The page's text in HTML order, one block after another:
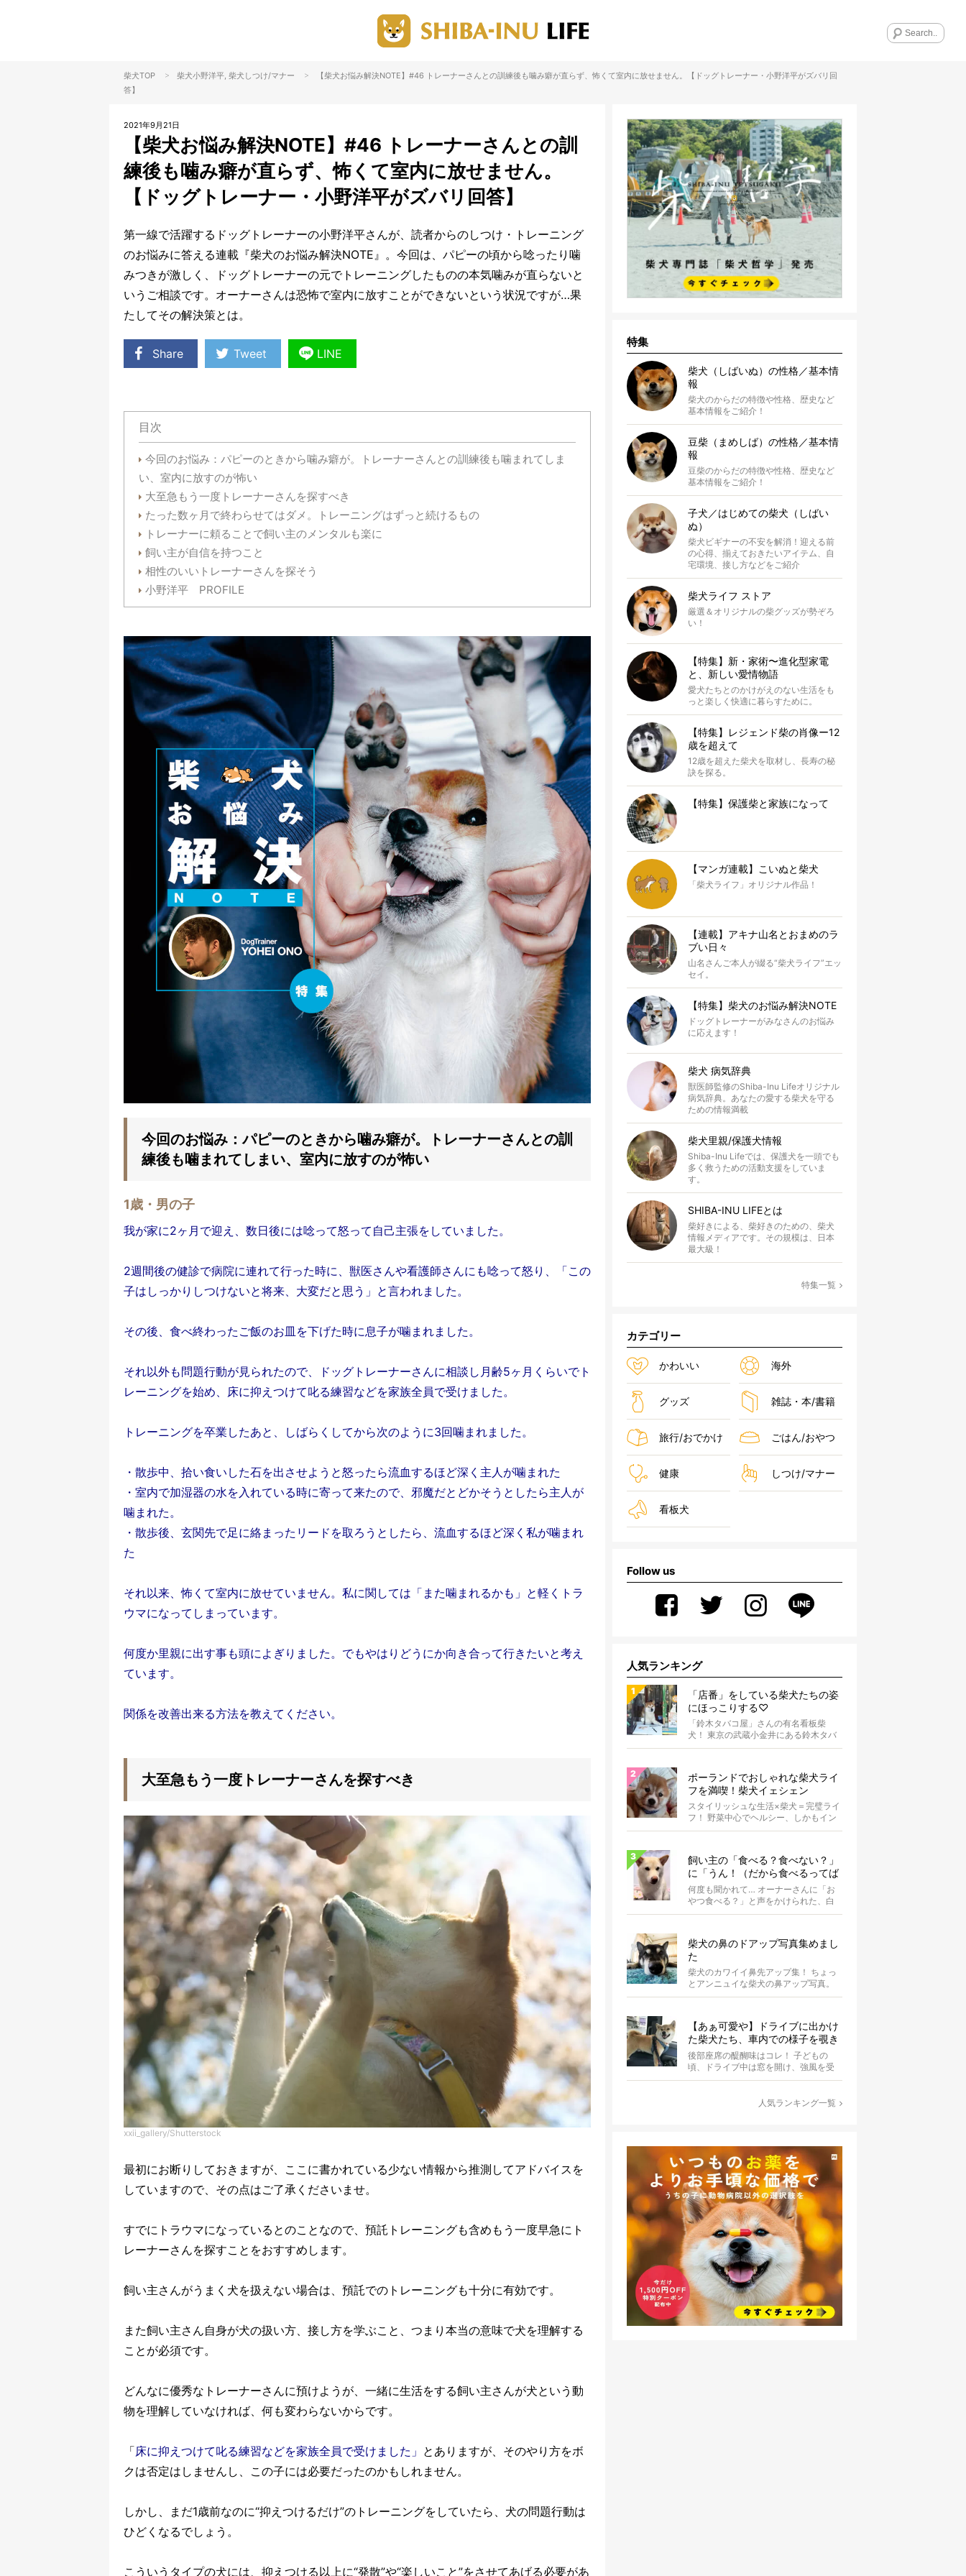
柴犬TOP > 柴犬小野洋平, 柴犬 しつけ/マナー >
【柴犬お悩み解決NOTE】#46 トレーナーさんとの訓練後も噛み癖が直らず、怖くて室内に放せません。【ドッグトレーナー・小野洋平がズバリ回
答】
2021年9月21日
【柴犬お悩み解決NOTE】#46 トレーナーさんとの訓
練後も噛み癖が直らず、怖くて室内に放せません。
【ドッグトレーナー・小野洋平がズバリ回答】
第一線で活躍するドッグトレーナーの小野洋平さんが、読者からのしつけ・トレーニング
のお悩みに答える連載『柴犬のお悩み解決NOTE』。今回は、パピーの頃から唸ったり噛
みつきが激しく、ドッグトレーナーの元でトレーニングしたものの本気噛みが直らないと
いうご相談です。オーナーさんは恐怖で室内に放すことができないという状況ですが…果
たしてその解決策とは。
Share Tweet LINE
目次
今回のお悩み：パピーのときから噛み癖が。トレーナーさんとの訓練後も噛まれてしま
い、室内に放すのが怖い
大至急もう一度トレーナーさんを探すべき
たった数ヶ月で終わらせてはダメ。トレーニングはずっと続けるもの
トレーナーに頼ることで飼い主のメンタルも楽に
飼い主が自信を持つこと
相性のいいトレーナーさんを探そう
小野洋平 PROFILE
今回のお悩み：パピーのときから噛み癖が。トレーナーさんとの訓
練後も噛まれてしまい、室内に放すのが怖い
1歳・男の子
我が家に2ヶ月で迎え、数日後には唸って怒って自己主張をしていました。
2週間後の健診で病院に連れて行った時に、獣医さんや看護師さんにも唸って怒り、「この
子はしっかりしつけないと将来、大変だと思う」と言われました。
その後、食べ終わったご飯のお皿を下げた時に息子が噛まれました。
それ以外も問題行動が見られたので、ドッグトレーナーさんに相談し月齢5ヶ月くらいでト
レーニングを始め、床に抑えつけて叱る練習などを家族全員で受けました。
トレーニングを卒業したあと、しばらくしてから次のように3回噛まれました。
・散歩中、拾い食いした石を出させようと怒ったら流血するほど深く主人が噛まれた
・室内で加湿器の水を入れている時に寄って来たので、邪魔だとどかそうとしたら主人が
噛まれた。
・散歩後、玄関先で足に絡まったリードを取ろうとしたら、流血するほど深く私が噛まれ
た
それ以来、怖くて室内に放せていません。私に関しては「また噛まれるかも」と軽くトラ
ウマになってしまっています。
何度か里親に出す事も頭によぎりました。 でもやはりどうにか向き合って行きたいと考え
ています。
関係を改善出来る方法を教えてください。
大至急もう一度トレーナーさんを探すべき
xxii_gallery/Shutterstock
最初にお断りしておきますが、ここに書かれている少ない情報から推測してアドバイスを
していますので、その点はご了承くださいませ。
すでにトラウマになっているとのことなので、預託トレーニングも含めもう一度早急にト
レーナーさんを探すことをおすすめします。
飼い主さんがうまく犬を扱えない場合は、預託でのトレーニングも十分に有効です。
また飼い主さん自身が犬の扱い方、接し方を学ぶこと、つまり本当の意味で犬を理解する
ことが必須です。
どんなに優秀なトレーナーさんに預けようが、一緒に生活をする飼い主さんが犬という動
物を理解していなければ、何も変わらないからです。
「床に抑えつけて叱る練習などを家族全員で受けました」 とありますが、そのやり方をボ
クは否定はしませんし、この子には必要だったのかもしれません。
しかし、まだ1歳前なのに“抑えつけるだけ”のトレーニングをしていたら、犬の問題行動は
ひどくなるでしょう。
こういうタイプの犬には、抑えつける以上に“発散”や“楽しいこと”をさせてあげる必要があ
特集
柴犬（しばいぬ）の性格／基本情
報
柴犬のからだの特徴や性格、歴史など
基本情報をご紹介！
豆柴（まめしば）の性格／基本情
報
豆柴のからだの特徴や性格、歴史など
基本情報をご紹介！
子犬／はじめての柴犬（しばい
ぬ）
柴犬ビギナーの不安を解消！迎える前
の心得、揃えておきたいアイテム、自
宅環境、接し方などをご紹介
柴犬ライフ ストア
厳選＆オリジナルの柴グッズが勢ぞろ
い！
【特集】新・家術〜進化型家電
と、新しい愛情物語
愛犬たちとのかけがえのない生活をも
っと楽しく快適に暮らすために。
【特集】レジェンド柴の肖像ー12
歳を超えて
12歳を超えた柴犬を取材し、長寿の秘
訣を探る。
【特集】保護柴と家族になって
【マンガ連載】こいぬと柴犬
「柴犬ライフ」オリジナル作品！
【連載】アキナ山名とおまめのラ
ブい日々
山名さんご本人が綴る“柴犬ライフ”エッ
セイ。
【特集】柴犬のお悩み解決NOTE
ドッグトレーナーがみなさんのお悩み
に応えます！
柴犬 病気辞典
獣医師監修のShiba-Inu Lifeオリジナル
病気辞典。あなたの愛する柴犬を守る
ための情報満載
柴犬里親/保護犬情報
Shiba-Inu Lifeでは、保護犬を一頭でも
多く救うための活動支援をしていま
す。
SHIBA-INU LIFEとは
柴好きによる、柴好きのための、柴犬
情報メディアです。その規模は、日本
最大級！
特集一覧
カテゴリー
かわいい 海外
グッズ 雑誌・本/書籍
旅行/おでかけ ごはん/おやつ
健康 しつけ/マナー
看板犬
Follow us
人気ランキング
「店番」をしている柴犬たちの姿
にほっこりする♡
「鈴木タバコ屋」さんの有名看板柴
犬！ 東京の武蔵小金井にある鈴木タバ
コ屋さん。その店先には有名な看板柴
ポーランドでおしゃれな柴犬ライ
フを満喫！柴犬イェシェン
スタイリッシュな生活×柴犬＝完璧ライ
フ！ 野菜中心でヘルシー、しかもイン
スタ映えするお料理を投稿しているア
飼い主の「食べる？食べない？」
に「うん！（だから食べるってば
何回聞くの）」と答える柴犬可愛
い【動画】
何度も聞かれて… オーナーさんに「お
やつ食べる？」と声をかけられた、白
柴のぶらん。あまりのことに、しばら
柴犬の鼻のドアップ写真集めまし
た
柴犬のカワイイ鼻先アップ集！ ちょっ
とアンニュイな柴犬の鼻アップ写真。
何やら物思いにふけっているようで
【あぁ可愛や】ドライブに出かけ
た柴犬たち、車内での様子を覗き
見しちゃう
後部座席の醍醐味はコレ！ 子どもの
頃、ドライブ中は窓を開け、強風を受
けて楽しんでいませんでしたか？ あ
人気ランキング一覧